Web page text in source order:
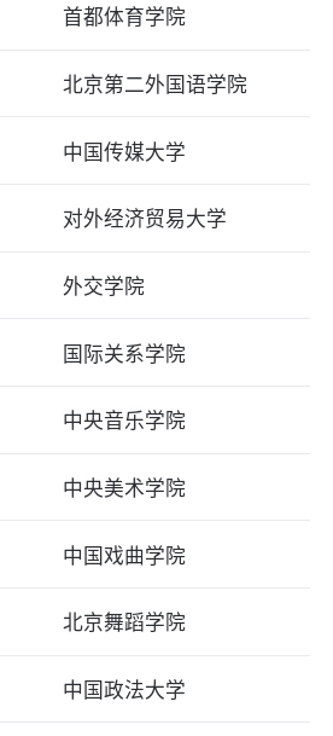
首都体育学院
北京第二外国语学院
中国传媒大学
对外经济贸易大学
外交学院
国际关系学院
中央音乐学院
中央美术学院
中国戏曲学院
北京舞蹈学院
中国政法大学